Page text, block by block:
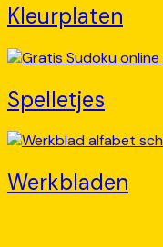
Kleurplaten
Spelletjes
Werkbladen